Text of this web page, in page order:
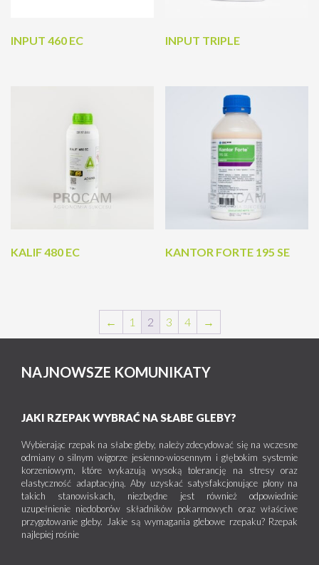
INPUT 460 EC INPUT TRIPLE
KALIF 480 EC KANTOR FORTE 195 SE
← 1 2 3 4 →
NAJNOWSZE KOMUNIKATY
JAKI RZEPAK WYBRAĆ NA SŁABE GLEBY?
Wybierając rzepak na słabe gleby, należy zdecydować się na wczesne
odmiany o silnym wigorze jesienno-wiosennym i głębokim systemie
korzeniowym, które wykazują wysoką tolerancję na stresy oraz
elastyczność adaptacyjną. Aby uzyskać satysfakcjonujące plony na
takich stanowiskach, niezbędne jest również odpowiednie
uzupełnienie niedoborów składników pokarmowych oraz właściwe
przygotowanie gleby. Jakie są wymagania glebowe rzepaku? Rzepak
najlepiej rośnie